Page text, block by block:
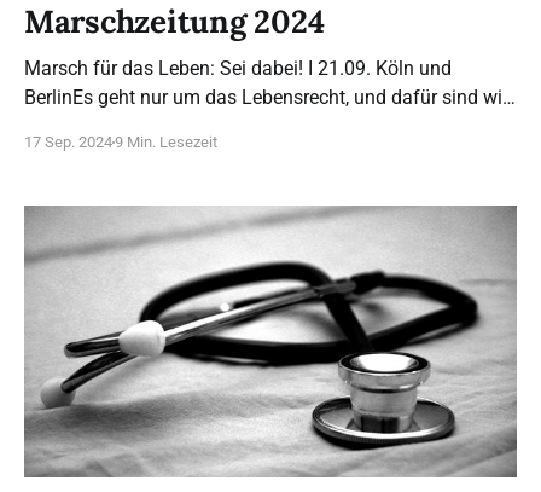
Marschzeitung 2024
Marsch für das Leben: Sei dabei! I 21.09. Köln und
BerlinEs geht nur um das Lebensrecht, und dafür sind wir,
unterstützen. Wir müssen darauf bestehen, dass wir für
der Straße,
17 Sep. 20249 Min. Lesezeit